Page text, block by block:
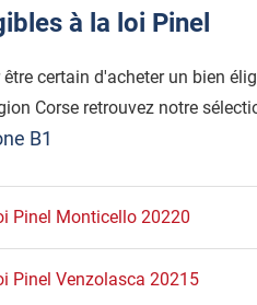
à la loi Pinel
être certain d'acheter un bien
Corse retrouvez notre
B1
Pinel Monticello 20220
Pinel Venzolasca 20215